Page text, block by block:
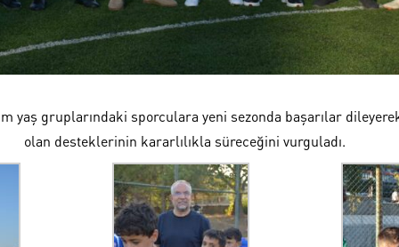
yaş gruplarındaki sporculara yeni sezonda başarılar
olan desteklerinin kararlılıkla süreceğini vurguladı.